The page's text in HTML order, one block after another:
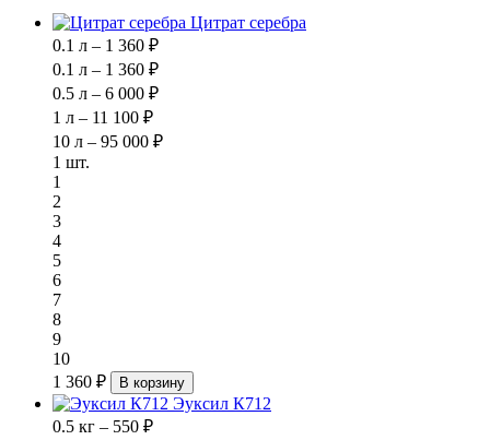
Цитрат серебра
0.1 л – 1 360 ₽
0.1 л – 1 360 ₽
0.5 л – 6 000 ₽
1 л – 11 100 ₽
10 л – 95 000 ₽
1 шт.
1
2
3
4
5
6
7
8
9
10
1 360 ₽
В корзину
Эуксил К712
0.5 кг – 550 ₽